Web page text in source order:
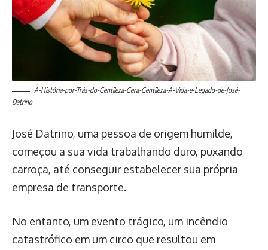
A-História-por-Trás-do-Gentileza-Gera-Gentileza-A-Vida-e-Legado-de-José-
Datrino
José Datrino, uma pessoa de origem humilde,
começou a sua vida trabalhando duro, puxando
carroça, até conseguir estabelecer sua própria
empresa de transporte.
No entanto, um evento trágico, um incêndio
catastrófico em um circo que resultou em